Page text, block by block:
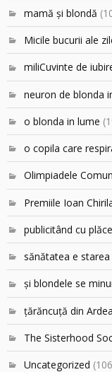
mamă şi blondă
Micile bucurii ale
miliCuvinte de
neuron de blonda
o blonda in lume
o copila care
Olimpiadele
Premiile Ioan
publicitând cu
sănătatea e
şi blondele se
ţărăncuţă din
The Sisterhood
Uncategorized